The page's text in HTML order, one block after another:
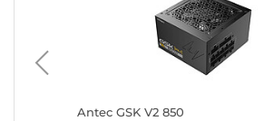
Antec GSK V2 850